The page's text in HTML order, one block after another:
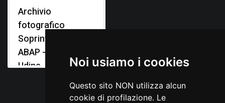
Noi usiamo i cookies
Questo sito NON utilizza alcun
cookie di profilazione. Le
Archivio
fotografico
Soprintendenza
ABAP - Ufficio di
Udine